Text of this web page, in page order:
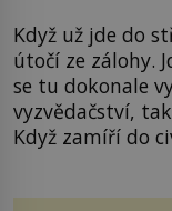
Když už jde do
útočí ze zálohy.
se tu dokonale
vyzvědačství,
Když zamíří do